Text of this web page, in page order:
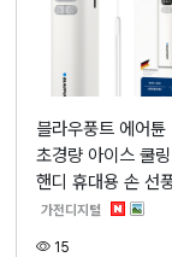
블라우풍트 에어
초경량 아이스 쿨
핸디 휴대용 손 선
가전디지털분류
15조회